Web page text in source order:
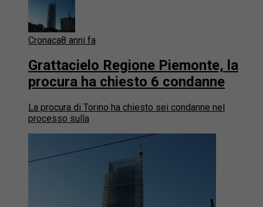
Cronaca8 anni fa
Grattacielo Regione Piemonte, la
procura ha chiesto 6 condanne
La procura di Torino ha chiesto sei condanne nel
processo sulla